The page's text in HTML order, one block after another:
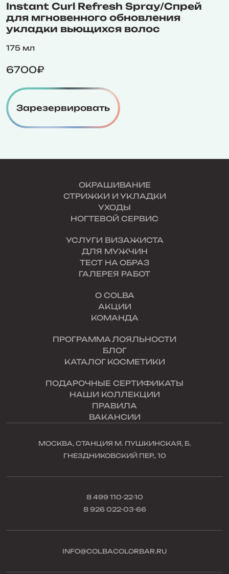
Instant Curl Refresh Spray/Спрей
для мгновенного обновления
укладки вьющихся волос
175 мл
6700₽
Зарезервировать
ОКРАШИВАНИЕ
СТРИЖКИ И УКЛАДКИ
УХОДЫ
НОГТЕВОЙ СЕРВИС
УСЛУГИ ВИЗАЖИСТА
ДЛЯ МУЖЧИН
ТЕСТ НА ОБРАЗ
ГАЛЕРЕЯ РАБОТ
О COLBA
АКЦИИ
КОМАНДА
ПРОГРАММА ЛОЯЛЬНОСТИ
БЛОГ
КАТАЛОГ КОСМЕТИКИ
ПОДАРОЧНЫЕ СЕРТИФИКАТЫ
НАШИ КОЛЛЕКЦИИ
ПРАВИЛА
ВАКАНСИИ
МОСКВА, СТАНЦИЯ М. ПУШКИНСКАЯ, Б.
ГНЕЗДНИКОВСКИЙ ПЕР., 10
8 499 110-22-10
8 926 022-03-66
INFO@COLBACOLORBAR.RU